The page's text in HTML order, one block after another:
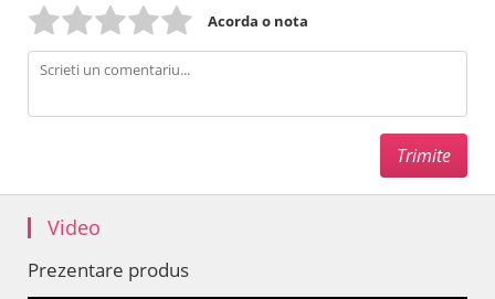
Acorda o nota
Video
Prezentare produs